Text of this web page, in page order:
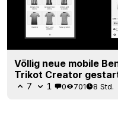
Völlig neue mobile
Trikot Creator
7 1 0 701 8 Std.